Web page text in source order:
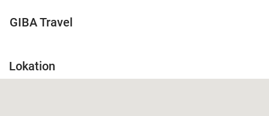
GIBA Travel
Lokation